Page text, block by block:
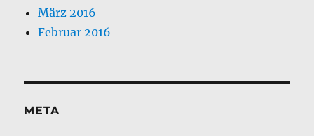
März 2016
Februar 2016
META